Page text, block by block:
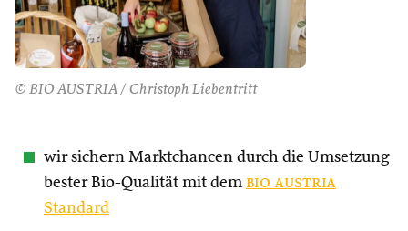
© BIO AUSTRIA / Christoph Liebentritt
wir sichern Marktchancen durch die Umsetzung
bester Bio-Qualität mit dem bio austria
Standard